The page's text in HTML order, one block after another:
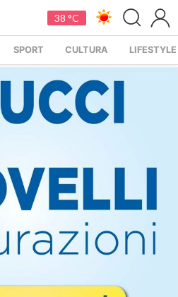
38 °C
SPORT CULTURA LIFESTYLE